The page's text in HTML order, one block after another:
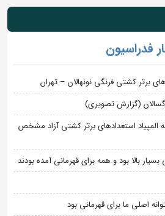
فدراسیون
برتر کشتی فرنگی نونهالان – تهران
(گزارش تصویری)
المپیاد استعدادهای برتر کشتی آزاد مشخص
بالا بود و همه برای قهرمانی آمده بودند
اصلی ما برای قهرمانی بود